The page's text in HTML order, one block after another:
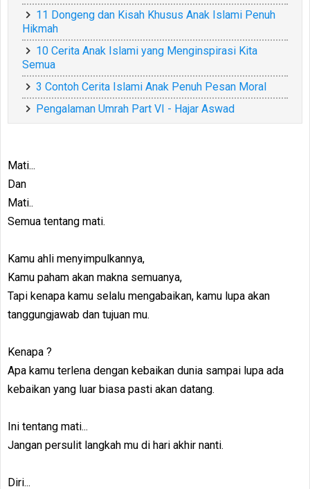
11 Dongeng dan Kisah Khusus Anak Islami Penuh
Hikmah
10 Cerita Anak Islami yang Menginspirasi Kita
Semua
3 Contoh Cerita Islami Anak Penuh Pesan Moral
Pengalaman Umrah Part VI - Hajar Aswad
Mati...
Dan
Mati..
Semua tentang mati.
Kamu ahli menyimpulkannya,
Kamu paham akan makna semuanya,
Tapi kenapa kamu selalu mengabaikan, kamu lupa akan
tanggungjawab dan tujuan mu.
Kenapa ?
Apa kamu terlena dengan kebaikan dunia sampai lupa ada
kebaikan yang luar biasa pasti akan datang.
Ini tentang mati...
Jangan persulit langkah mu di hari akhir nanti.
Diri...